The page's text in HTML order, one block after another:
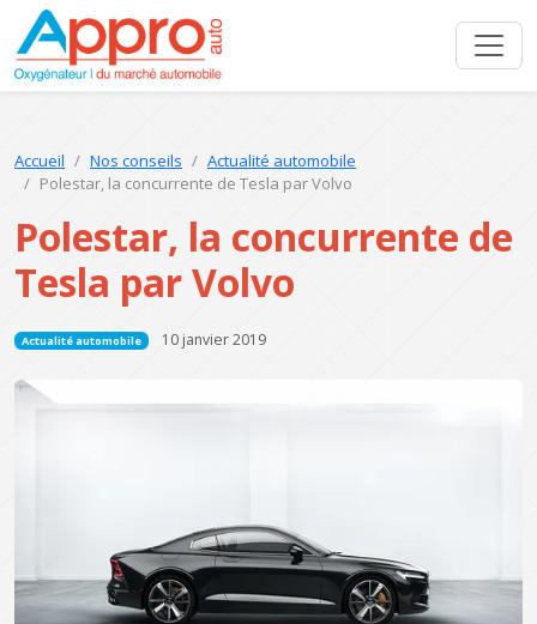
Accueil Nos conseils
Actualité automobile
Polestar, la concurrente de Tesla par Volvo
Polestar, la concurrente de
Tesla par Volvo
Actualité automobile 10 janvier 2019